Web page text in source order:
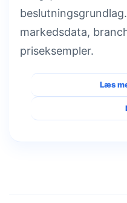
markedsdata,
priseksempler.
Læs